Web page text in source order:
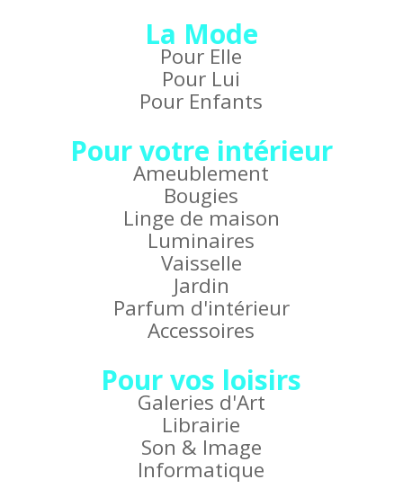
La Mode
Pour Elle
Pour Lui
Pour Enfants
Pour votre intérieur
Ameublement
Bougies
Linge de maison
Luminaires
Vaisselle
Jardin
Parfum d'intérieur
Accessoires
Pour vos loisirs
Galeries d'Art
Librairie
Son & Image
Informatique